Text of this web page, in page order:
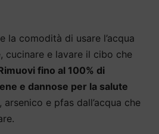
la comodità di usare l’acqua
cucinare e lavare il cibo che
fino al 100% di
e dannose per la salute
e pfas dall’acqua che